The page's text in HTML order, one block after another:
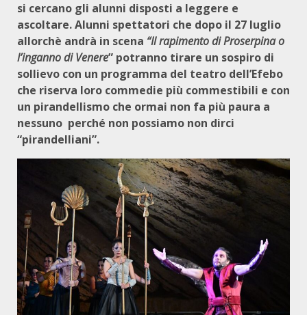
si cercano gli alunni disposti a leggere e
ascoltare. Alunni spettatori che dopo il 27 luglio
allorchè andrà in scena “Il rapimento di Proserpina o
l’inganno di Venere” potranno tirare un sospiro di
sollievo con un programma del teatro dell’Efebo
che riserva loro commedie più commestibili e con
un pirandellismo che ormai non fa più paura a
nessuno perché non possiamo non dirci
“pirandelliani”.